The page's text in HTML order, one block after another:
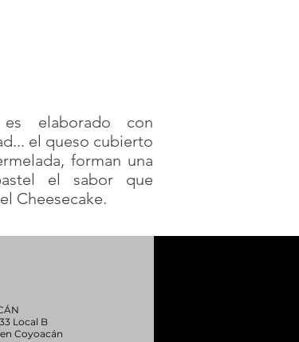
elaborado con
el queso cubierto
forman una
el sabor que
Cheesecake.
Local B
Coyoacán